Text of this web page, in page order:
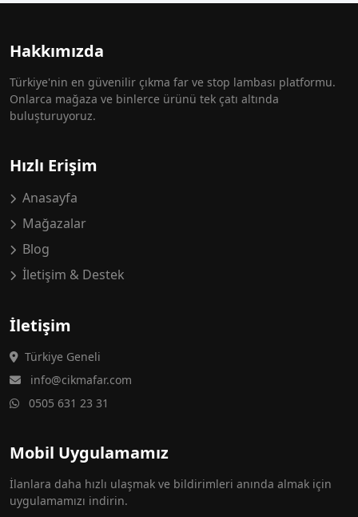
Hakkımızda
Türkiye'nin en güvenilir çıkma far ve stop lambası platformu.
Onlarca mağaza ve binlerce ürünü tek çatı altında
buluşturuyoruz.
Hızlı Erişim
Anasayfa
Mağazalar
Blog
İletişim & Destek
İletişim
Türkiye Geneli
info@cikmafar.com
0505 631 23 31
Mobil Uygulamamız
İlanlara daha hızlı ulaşmak ve bildirimleri anında almak için
uygulamamızı indirin.